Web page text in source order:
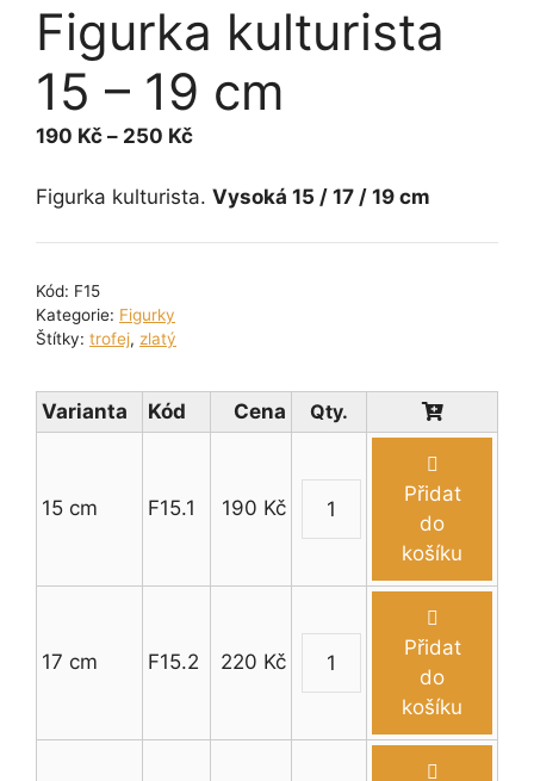
Figurka kulturista
15 – 19 cm
190 Kč – 250 KčRozpětí
190 Kč
Figurka kulturista. Vysoká 15 / 17 / 19 cm
Kód: F15
Kategorie: Figurky
Štítky: trofej, zlatý
Varianta Kód Cena
15 cm F15.1 190 Kč
Figurka
kulturista
15
19
množství
Přidat
do
košíku
17 cm F15.2 220 Kč
Figurka
kulturista
15
Přidat
do
košíku